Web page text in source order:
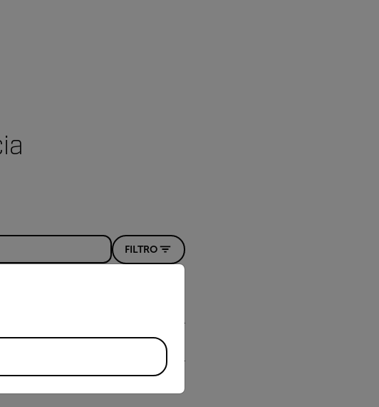
FILTRO
the appropriate version of our website.